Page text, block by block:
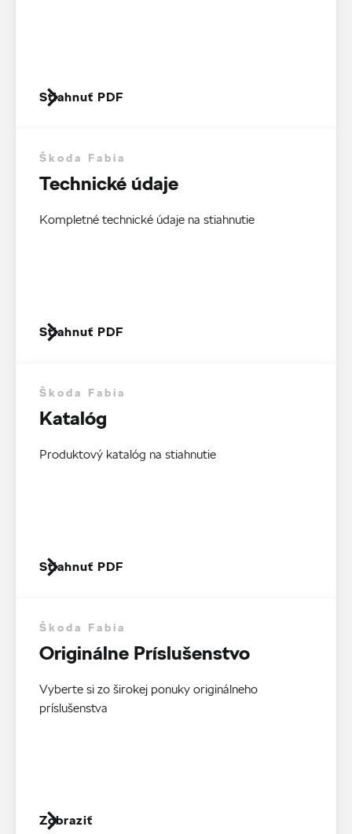
Stiahnuť PDF
Škoda Fabia
Technické údaje
Kompletné technické údaje na stiahnutie
Stiahnuť PDF
Škoda Fabia
Katalóg
Produktový katalóg na stiahnutie
Stiahnuť PDF
Škoda Fabia
Originálne Príslušenstvo
Vyberte si zo širokej ponuky originálneho
príslušenstva
Zobraziť